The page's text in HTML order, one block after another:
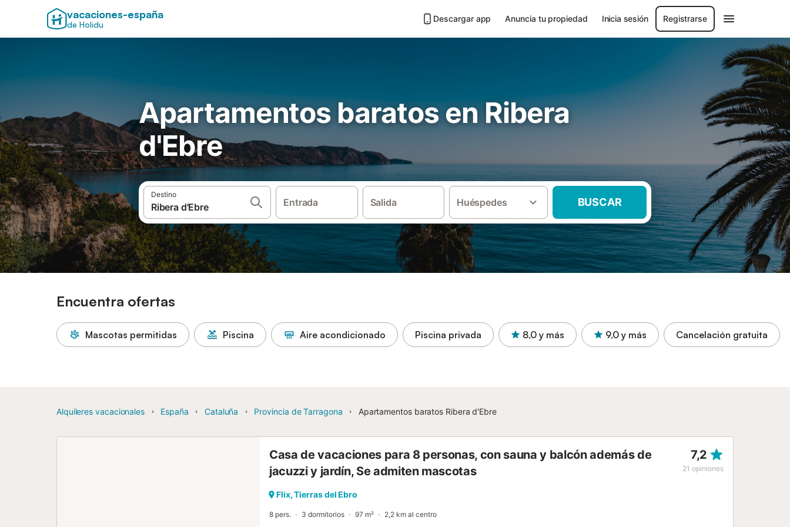
vacaciones-españa
de Holidu
Descargar app Anuncia tu propiedad Inicia sesión Registrarse
Apartamentos baratos en Ribera
d'Ebre
Destino
Entrada Salida Huéspedes BUSCAR
Encuentra ofertas
Mascotas permitidas Piscina Aire acondicionado Piscina privada 8,0 y más 9,0 y más Cancelación gratuita
Alquileres vacacionales España Cataluña Provincia de Tarragona Apartamentos baratos Ribera d'Ebre
Casa de vacaciones para 8 personas, con sauna y balcón además de
jacuzzi y jardín, Se admiten mascotas
7,2
21 opiniones
Flix, Tierras del Ebro
8 pers. 3 dormitorios 97 m² 2,2 km al centro